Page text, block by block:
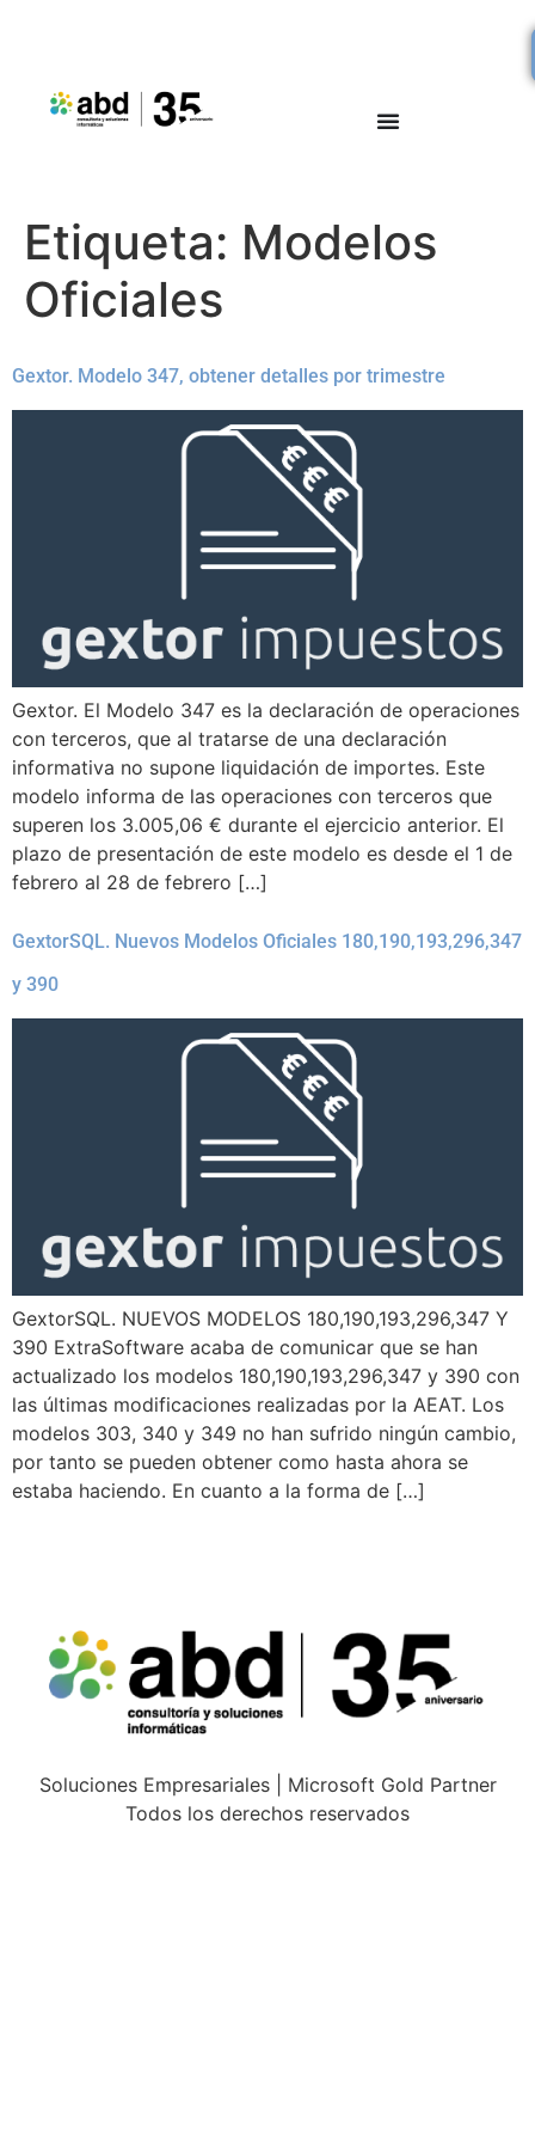
Etiqueta: Modelos
Oficiales
Gextor. Modelo 347, obtener detalles por trimestre
Gextor. El Modelo 347 es la declaración de operaciones
con terceros, que al tratarse de una declaración
informativa no supone liquidación de importes. Este
modelo informa de las operaciones con terceros que
superen los 3.005,06 € durante el ejercicio anterior. El
plazo de presentación de este modelo es desde el 1 de
febrero al 28 de febrero […]
GextorSQL. Nuevos Modelos Oficiales 180,190,193,296,347
y 390
GextorSQL. NUEVOS MODELOS 180,190,193,296,347 Y
390 ExtraSoftware acaba de comunicar que se han
actualizado los modelos 180,190,193,296,347 y 390 con
las últimas modificaciones realizadas por la AEAT. Los
modelos 303, 340 y 349 no han sufrido ningún cambio,
por tanto se pueden obtener como hasta ahora se
estaba haciendo. En cuanto a la forma de […]
Soluciones Empresariales | Microsoft Gold Partner
Todos los derechos reservados